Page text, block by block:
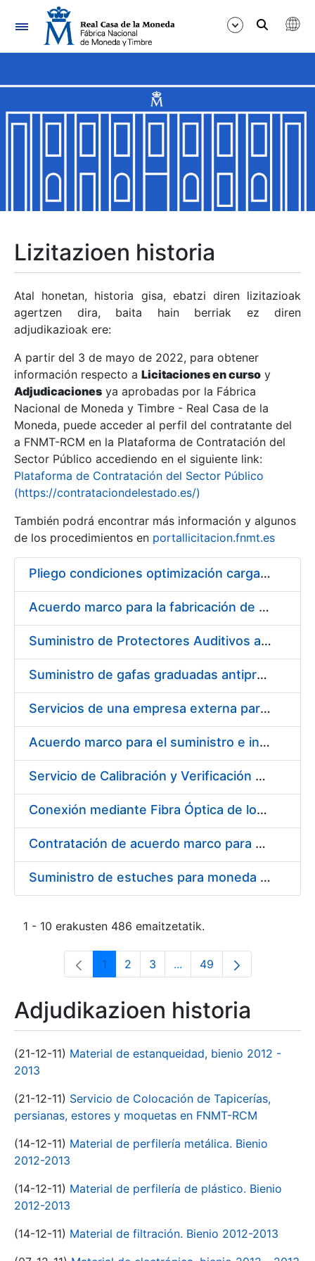
Nabigazioa
Erakutsi/Ezkutatu
Erakutsi/Ezkutatu
Erakutsi/Ezkutatu
Erakutsi/Ezkutatu
Erakutsi/Ezkutatu
Erakutsi/Ezkutatu
Erakutsi/Ezkutatu
Erakutsi/Ezkutatu
Lizitazioen historia
Atal honetan, historia gisa, ebatzi diren lizitazioak
agertzen dira, baita hain berriak ez diren
adjudikazioak ere:
A partir del 3 de mayo de 2022, para obtener
información respecto a Licitaciones en curso y
Adjudicaciones ya aprobadas por la Fábrica
Nacional de Moneda y Timbre - Real Casa de la
Moneda, puede acceder al perfil del contratante del
a FNMT-RCM en la Plataforma de Contratación del
Sector Público accediendo en el siguiente link:
Plataforma de Contratación del Sector Público
(https://contrataciondelestado.es/)
También podrá encontrar más información y algunos
de los procedimientos en portallicitacion.fnmt.es
Pliego condiciones optimización cargas compras firmado
Acuerdo marco para la fabricación de piezas
Suministro de Protectores Auditivos a medida para las personas trabajadoras de los Centros de Trabajo de Madrid y Burgos
Suministro de gafas graduadas antiproyecciones para los trabajadores de la FNMT-RCM en los centros de trabajo de Madrid y Burgos
Servicios de una empresa externa para el asesoramiento y resolución de los recursos de alzada que se presentan relacionados con procesos de selección para la FNMT-RCM
Acuerdo marco para el suministro e instalación de persianas, estores y otros complementos
Servicio de Calibración y Verificación Externa de los Equipos de Medición del Servicio de Prevención de la FNMT-RCM
Conexión mediante Fibra Óptica de los Centros de Proceso de Datos (CPDs) de las sedes de la FNMT-RCM de Burgos y Madrid
Contratación de acuerdo marco para el Suministro de Material de Electricidad para la Fábrica Nacional de Moneda y Timbre-Real Casa de la Moneda en su centro de trabajo de Burgos
Suministro de estuches para moneda de 30 €
1 - 10 erakusten 486 emaitzetatik.
Orrialdea
1 Orrialdea
2 Orrialdea
3 ...Intermediate Pages Use
Orrialdea
49
Adjudikazioen historia
(21-12-11) Material de estanqueidad, bienio 2012 -
2013
(21-12-11) Servicio de Colocación de Tapicerías,
persianas, estores y moquetas en FNMT-RCM
(14-12-11) Material de perfilería metálica. Bienio
2012-2013
(14-12-11) Material de perfilería de plástico. Bienio
2012-2013
(14-12-11) Material de filtración. Bienio 2012-2013